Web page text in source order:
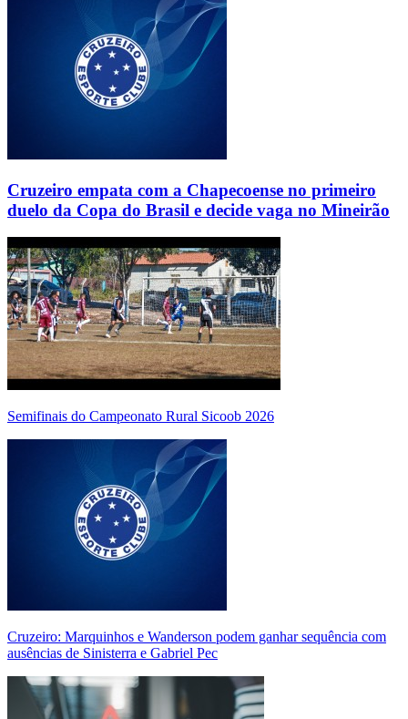
Cruzeiro empata com a Chapecoense no primeiro
duelo da Copa do Brasil e decide vaga no Mineirão
Semifinais do Campeonato Rural Sicoob 2026
Cruzeiro: Marquinhos e Wanderson podem ganhar sequência com
ausências de Sinisterra e Gabriel Pec